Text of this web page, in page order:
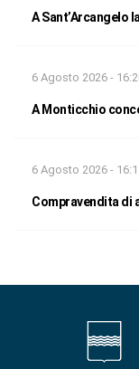
A Sant’Arcangelo
6 Agosto 2026 -
A Monticchio
6 Agosto 2026 -
Compravendita di